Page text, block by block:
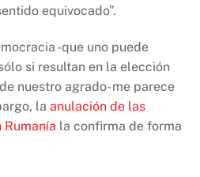
equivocado”.
-que uno puede
si resultan en la elección
nuestro agrado- me parece
laanulación de las
la confirma de forma